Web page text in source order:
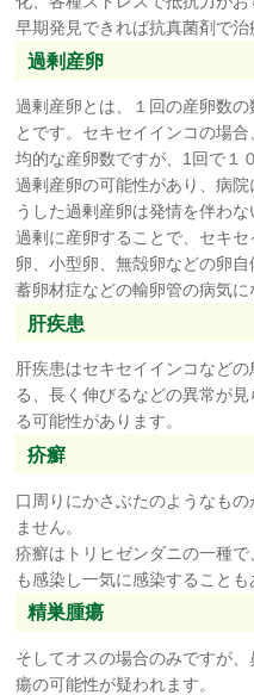
早期発見できれば抗真菌剤で治
過剰産卵
過剰産卵とは、１回の産卵数
とです。セキセイインコの場
均的な産卵数ですが、1回で１
過剰産卵の可能性があり、病
うした過剰産卵は発情を伴わな
過剰に産卵することで、セキ
卵、小型卵、無殻卵などの卵
蓄卵材症などの輸卵管の病気に
肝疾患
肝疾患はセキセイインコなど
る、長く伸びるなどの異常が
る可能性があります。
疥癬
口周りにかさぶたのようなも
ません。
疥癬はトリヒゼンダニの一種
も感染し一気に感染することも
精巣腫瘍
そしてオスの場合のみですが
瘍の可能性が疑われます。